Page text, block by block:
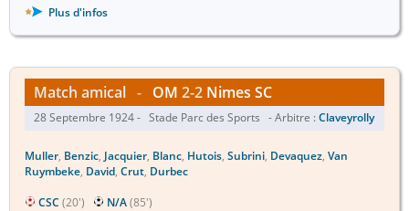
Plus d'infos
Match amical - OM 2-2 Nimes SC
28 Septembre 1924 - Stade Parc des Sports - Arbitre :Claveyrolly
Muller, Benzic, Jacquier, Blanc, Hutois, Subrini, Devaquez, Van
Ruymbeke, David, Crut, Durbec
CSC (20') N/A(85')